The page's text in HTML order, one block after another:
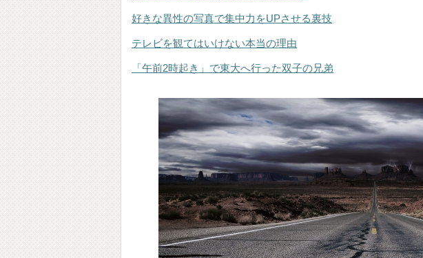
好きな異性の写真で集中力をUPさせる裏技
テレビを観てはいけない本当の理由
「午前2時起き」で東大へ行った双子の兄弟